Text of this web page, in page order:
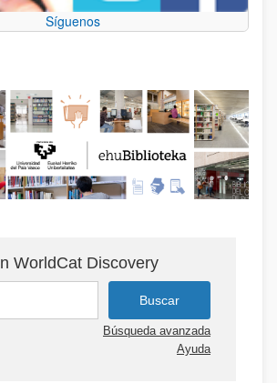
Síguenos
WorldCat Discovery
Búsqueda avanzada
Ayuda